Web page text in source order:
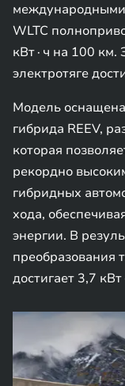
международными
WLTC
кВт∙ч на 100 км.
электротяге
Модель
гибрида REEV,
которая
рекордно
гибридных
хода,
энергии. В
преобразования
достигает 3,7